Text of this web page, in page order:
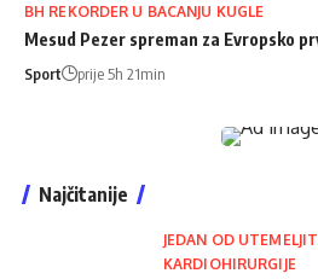
BH REKORDER U BACANJU KUGLE
Mesud Pezer spreman za Evropsko
Sport prije 5h 21min
Najčitanije
JEDAN OD
KARDIOHIRURGIJE